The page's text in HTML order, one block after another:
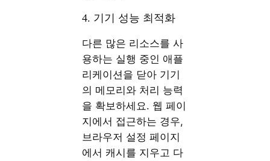
4. 기기 성능 최적화
다른 많은 리소스를 사
용하는 실행 중인 애플
리케이션을 닫아 기기
의 메모리와 처리 능력
을 확보하세요. 웹 페이
지에서 접근하는 경우,
브라우저 설정 페이지
에서 캐시를 지우고 다